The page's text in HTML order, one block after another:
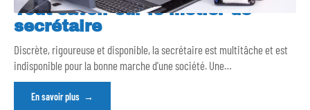
Tout savoir sur le métier de
secrétaire
Discrète, rigoureuse et disponible, la secrétaire est multitâche et est
indisponible pour la bonne marche d’une société. Une…
En savoir plus